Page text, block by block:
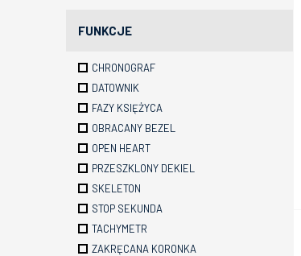
FUNKCJE
CHRONOGRAF
DATOWNIK
FAZY KSIĘŻYCA
OBRACANY BEZEL
OPEN HEART
PRZESZKLONY DEKIEL
SKELETON
STOP SEKUNDA
TACHYMETR
ZAKRĘCANA KORONKA